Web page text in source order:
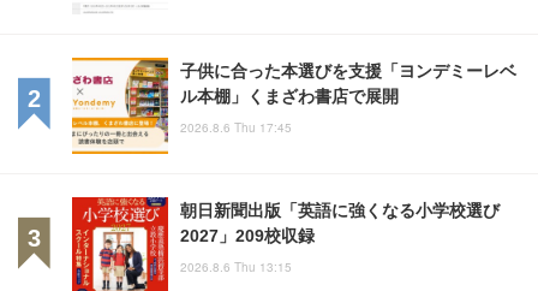
子供に合った本選びを支援「ヨンデミーレベ
ル本棚」くまざわ書店で展開
2026.8.6 Thu 17:45
朝日新聞出版「英語に強くなる小学校選び
2027」209校収録
2026.8.6 Thu 13:15